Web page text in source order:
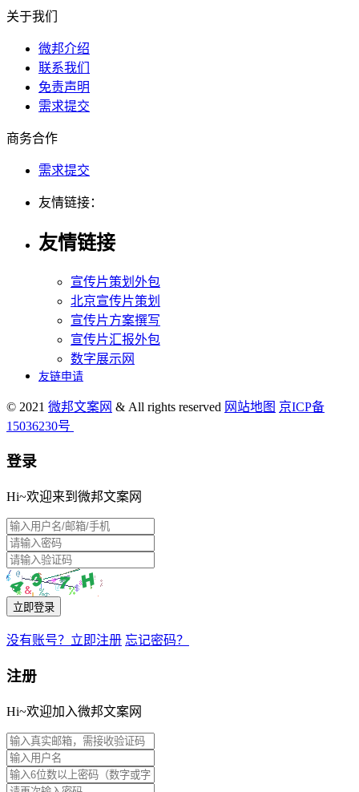
关于我们
微邦介绍
联系我们
免责声明
需求提交
商务合作
需求提交
友情链接：
友情链接
宣传片策划外包
北京宣传片策划
宣传片方案撰写
宣传片汇报外包
数字展示网
友链申请
© 2021 微邦文案网 & All rights reserved 网站地图 京ICP备
15036230号
登录
Hi~欢迎来到微邦文案网
立即登录
没有账号？立即注册 忘记密码？
注册
Hi~欢迎加入微邦文案网